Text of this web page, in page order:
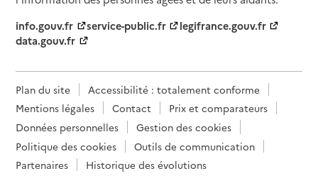
info.gouv.fr
service-public.fr
legifrance.gouv.fr
data.gouv.fr
Plan du site
Accessibilité : totalement conforme
Mentions légales
Contact
Prix et comparateurs
Données personnelles
Gestion des cookies
Politique des cookies
Outils de communication
Partenaires
Historique des évolutions